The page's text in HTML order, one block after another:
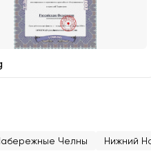
Челны Нижний